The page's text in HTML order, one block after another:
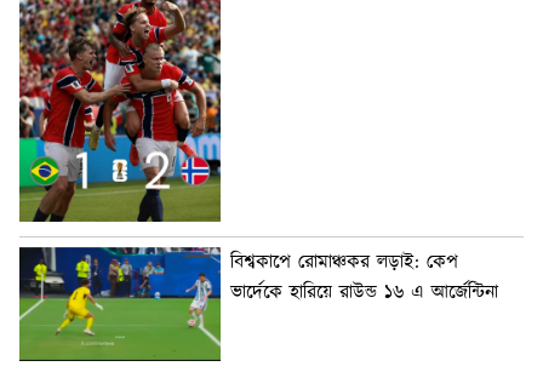
বিশ্বকাপে রোমাঞ্চকর লড়াই: কেপ
ভার্দেকে হারিয়ে রাউন্ড ১৬ এ আর্জেন্টিনা